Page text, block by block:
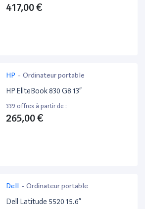
417,00 €
HP - Ordinateur portable
HP EliteBook 830 G8 13”
339 offres à partir de :
265,00 €
Dell - Ordinateur portable
Dell Latitude 5520 15.6”